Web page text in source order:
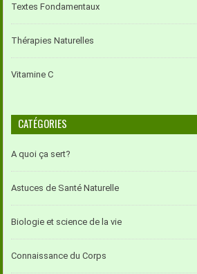
Textes Fondamentaux
Thérapies Naturelles
Vitamine C
CATÉGORIES
A quoi ça sert?
Astuces de Santé Naturelle
Biologie et science de la vie
Connaissance du Corps